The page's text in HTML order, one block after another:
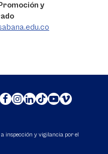
y
inspección y vigilancia por el